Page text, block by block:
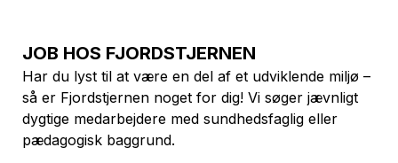
JOB HOS FJORDSTJERNEN
Har du lyst til at være en del af et udviklende miljø –
så er Fjordstjernen noget for dig! Vi søger jævnligt
dygtige medarbejdere med sundhedsfaglig eller
pædagogisk baggrund.